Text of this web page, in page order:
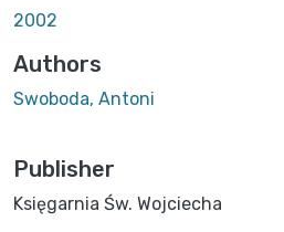
2002
Authors
Swoboda, Antoni
Publisher
Księgarnia Św. Wojciecha